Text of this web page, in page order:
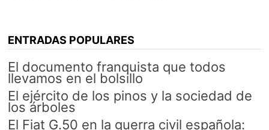
ENTRADAS POPULARES
El documento franquista que todos
llevamos en el bolsillo
El ejército de los pinos y la sociedad de
los árboles
El Fiat G.50 en la guerra civil española: